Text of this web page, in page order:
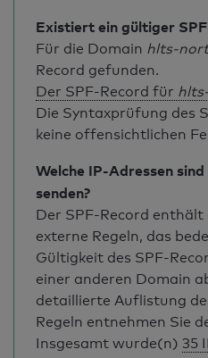
Existiert ein gültiger
Für die Domain hlts-
Record gefunden.
Der SPF-Record für
Die Syntaxprüfung des
keine offensichtlichen
Welche IP-Adressen
senden?
Der SPF-Record
externe Regeln, das
Gültigkeit des SPF-
einer anderen Domain
detaillierte Auflistung
Regeln entnehmen Sie
Insgesamt wurde(n) 35